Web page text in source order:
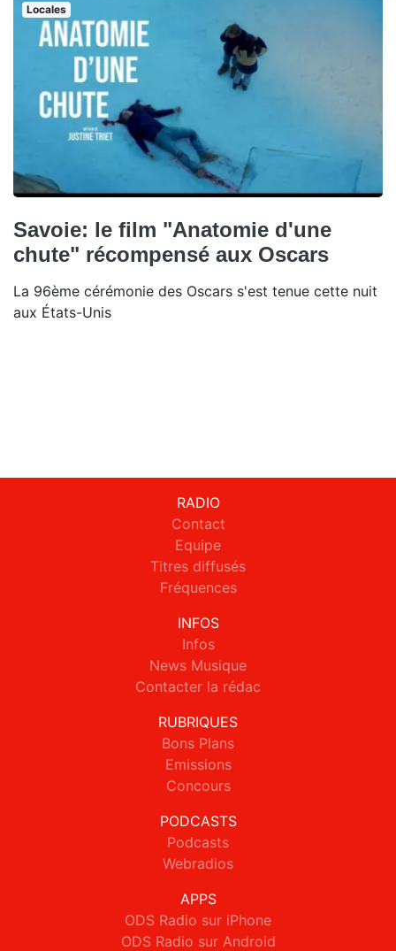
Locales
Savoie: le film "Anatomie d'une
chute" récompensé aux Oscars
La 96ème cérémonie des Oscars s'est tenue cette nuit
aux États-Unis
RADIO
Contact
Equipe
Titres diffusés
Fréquences
INFOS
Infos
News Musique
Contacter la rédac
RUBRIQUES
Bons Plans
Emissions
Concours
PODCASTS
Podcasts
Webradios
APPS
ODS Radio sur iPhone
ODS Radio sur Android